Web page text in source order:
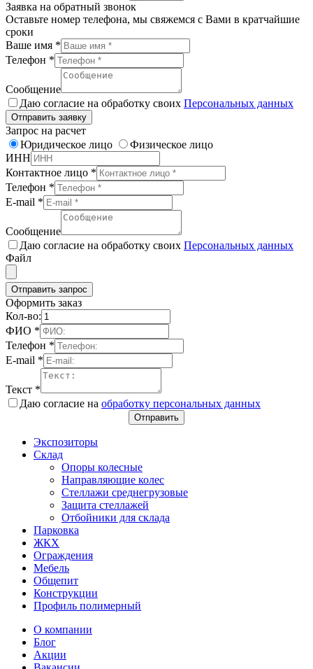
Заявка на обратный звонок
Оставьте номер телефона, мы свяжемся с Вами в кратчайшие
сроки
Ваше имя *
Телефон *
Сообщение
Даю согласие на обработку своих Персональных данных
Отправить заявку
Запрос на расчет
Юридическое лицо
Физическое лицо
ИНН
Контактное лицо *
Телефон *
E-mail *
Сообщение
Даю согласие на обработку своих Персональных данных
Файл
Отправить запрос
Оформить заказ
Кол-во:
ФИО *
Телефон *
E-mail *
Текст *
Даю согласие на обработку персональных данных
Отправить
Экспозиторы
Склад
Опоры колесные
Направляющие колес
Стеллажи среднегрузовые
Защита стеллажей
Отбойники для склада
Парковка
ЖКХ
Ограждения
Мебель
Общепит
Конструкции
Профиль полимерный
О компании
Блог
Акции